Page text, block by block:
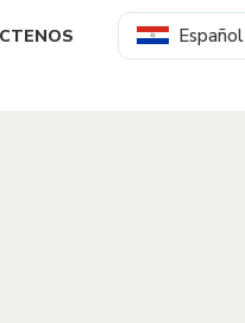
Español